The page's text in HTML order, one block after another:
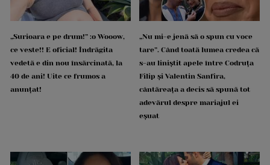
„Surioara e pe drum!” :o Wooow,
ce veste!! E oficial! Îndrăgita
vedetă e din nou însărcinată, la
40 de ani! Uite ce frumos a
anunțat!
„Nu mi-e jenă să o spun cu voce
tare”. Când toată lumea credea că
s-au liniștit apele între Codruța
Filip și Valentin Sanfira,
cântăreața a decis să spună tot
adevărul despre mariajul ei
eșuat